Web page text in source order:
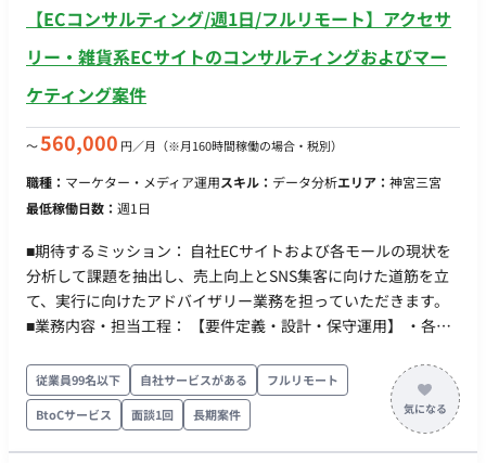
善施策の立案 ・レポーティング ■働き方 ・稼働量：週1日 ・リ
モート稼働：フルリモート ・フレックス稼働：相談可能
【ECコンサルティング/週1日/フルリモート】アクセサ
リー・雑貨系ECサイトのコンサルティングおよびマー
ケティング案件
〜560,000 円／月 （※月160時間稼働の場合・税別）
職種： マーケター・メディア運用スキル： データ分析エリア： 神宮三宮
最低稼働日数： 週1日
■期待するミッション： 自社ECサイトおよび各モールの現状を
分析して課題を抽出し、売上向上とSNS集客に向けた道筋を立
て、実行に向けたアドバイザリー業務を担っていただきます。
■業務内容・担当工程： 【要件定義・設計・保守運用】 ・各種
向上を目的としたマーケティング戦略の立案および提案 ・
SNS（Instagram、TikTokなど）を活用した集客戦略の策定 ・
各種施策の実行に向けた、社内スタッフへのディレクション ・
定期的なミーティングを通じた戦略コンサルティングおよびア
従業員99名以下 自社サービスがある
フルリモート
BtoCサービス
面談1回 長期案件